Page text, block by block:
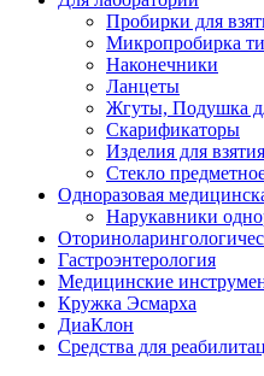
Пробирки для
Микропробирка
Наконечники
Ланцеты
Жгуты, Подушка
Скарификаторы
Изделия для
Стекло
Одноразовая
Нарукавники
Гастроэнтерология
Медицинские
Кружка Эсмарха
ДиаКлон
Средства для